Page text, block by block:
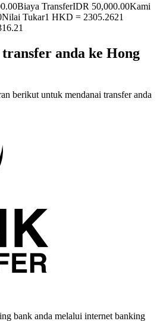
Biaya TransferIDR 50,000.00Kami
Nilai Tukar1 HKD = 2305.2621
anda ke Hong
berikut untuk mendanai transfer anda
bank anda melalui internet banking